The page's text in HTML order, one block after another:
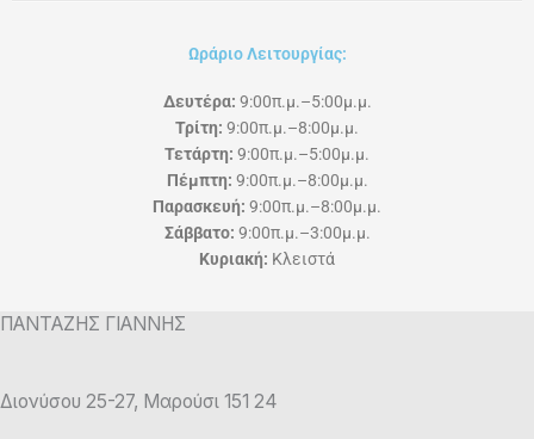
Ωράριο Λειτουργίας:
Δευτέρα: 9:00π.μ.–5:00μ.μ.
Τρίτη: 9:00π.μ.–8:00μ.μ.
Τετάρτη: 9:00π.μ.–5:00μ.μ.
Πέμπτη: 9:00π.μ.–8:00μ.μ.
Παρασκευή: 9:00π.μ.–8:00μ.μ.
Σάββατο: 9:00π.μ.–3:00μ.μ.
Κυριακή: Κλειστά
ΠΑΝΤΑΖΗΣ ΓΙΑΝΝΗΣ
Διονύσου 25-27, Μαρούσι 151 24